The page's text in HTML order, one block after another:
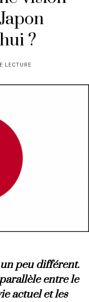
?
LECTURE
peu différent.
entre le
actuel et les